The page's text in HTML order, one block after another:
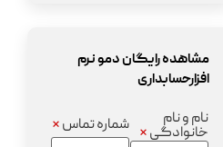
مشاهده رایگان دمو نرم
افزارحسابداری
نام و نام
خانوادگی* شماره تماس*